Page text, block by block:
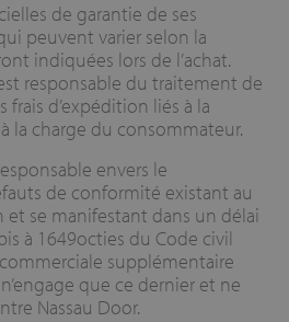
de garantie de ses
peuvent varier selon la
indiquées lors de l’achat.
responsable du traitement de
frais d’expédition liés à la
la charge du consommateur.
envers le
de conformité existant au
se manifestant dans un délai
à 1649octies du Code civil
supplémentaire
que ce dernier et ne
Nassau Door.